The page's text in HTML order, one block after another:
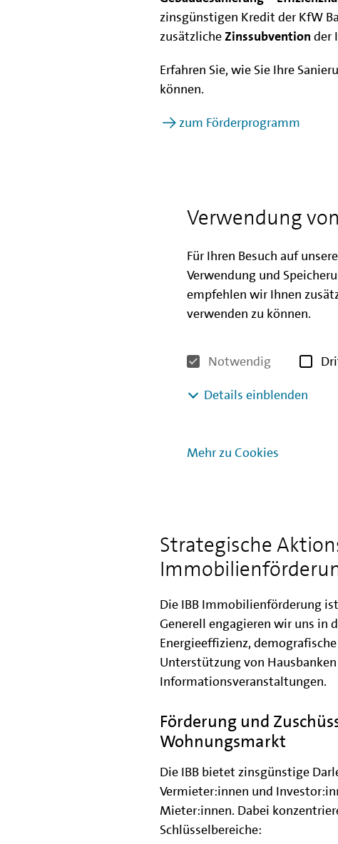
Verwendung
Für Ihren Besuch auf
Verwendung und
empfehlen wir Ihnen
verwenden zu können.
Notwendig
Details einblenden
Mehr zu Cookies
zinsgünstigen Kredit der KfW
zusätzlicheZinssubvention der
Erfahren Sie, wie Sie Ihre
können.
zum Förderprogramm
erfolgreich
Strategische
Die IBB Immobilienförderung
Generell engagieren wir uns in
Energieeffizienz,
Unterstützung von
Informationsveranstaltungen.
Förderung und
Wohnungsmarkt
Die IBB bietet zinsgünstige
Vermieter:innen und
Mieter:innen. Dabei
Schlüsselbereiche: